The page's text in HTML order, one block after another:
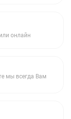
онлайн
мы всегда Вам